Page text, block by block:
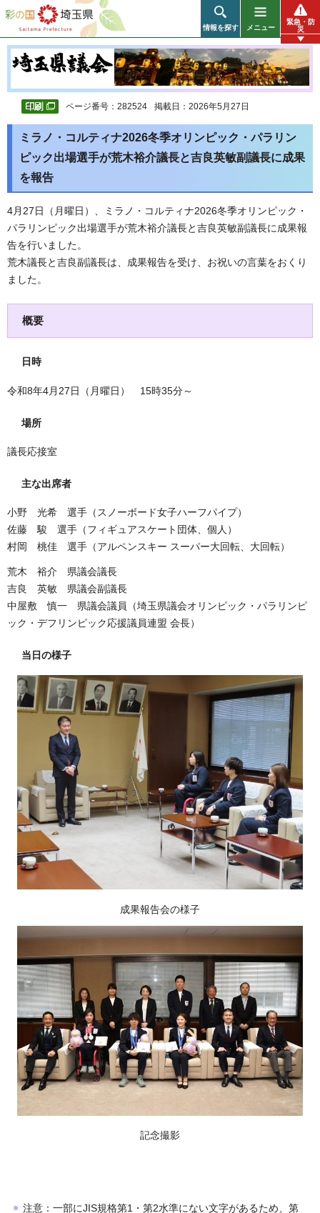
彩の国 埼玉県
情報を探す メニュー
緊急・防
災
ページ番号：282524 掲載日：2026年5月27日
ミラノ・コルティナ2026冬季オリンピック・パラリン
ピック出場選手が荒木裕介議長と吉良英敏副議長に成果
を報告
4月27日（月曜日）、ミラノ・コルティナ2026冬季オリンピック・
パラリンピック出場選手が荒木裕介議長と吉良英敏副議長に成果報
告を行いました。
荒木議長と吉良副議長は、成果報告を受け、お祝いの言葉をおくり
ました。
概要
日時
令和8年4月27日（月曜日） 15時35分～
場所
議長応接室
主な出席者
小野 光希 選手（スノーボード女子ハーフパイプ）
佐藤 駿 選手（フィギュアスケート団体、個人）
村岡 桃佳 選手（アルペンスキー スーパー大回転、大回転）
荒木 裕介 県議会議長
吉良 英敏 県議会副議長
中屋敷 慎一 県議会議員（埼玉県議会オリンピック・パラリンピ
ック・デフリンピック応援議員連盟 会長）
当日の様子
成果報告会の様子
記念撮影
注意：一部にJIS規格第1・第2水準にない文字があるため、第